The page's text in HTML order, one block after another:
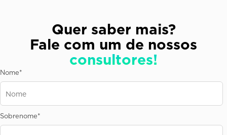
Quer saber mais?
Fale com um de nossos
consultores!
Nome*
Sobrenome*